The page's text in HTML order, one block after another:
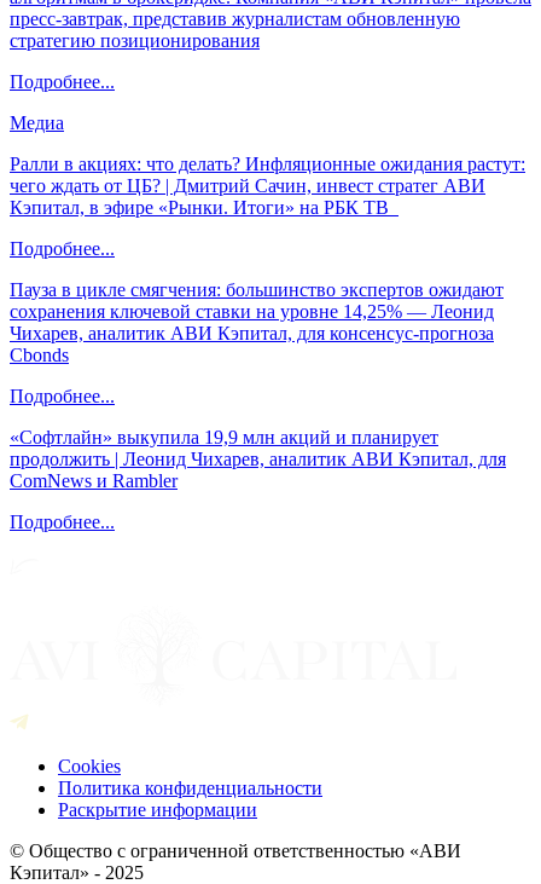
пресс-завтрак, представив журналистам обновленную
стратегию позиционирования
Подробнее...
Медиа
Ралли в акциях: что делать? Инфляционные ожидания растут:
чего ждать от ЦБ? | Дмитрий Сачин, инвест стратег АВИ
Кэпитал, в эфире «Рынки. Итоги» на РБК ТВ
Подробнее...
Пауза в цикле смягчения: большинство экспертов ожидают
сохранения ключевой ставки на уровне 14,25% — Леонид
Чихарев, аналитик АВИ Кэпитал, для консенсус-прогноза
Cbonds
Подробнее...
«Софтлайн» выкупила 19,9 млн акций и планирует
продолжить | Леонид Чихарев, аналитик АВИ Кэпитал, для
ComNews и Rambler
Подробнее...
Cookies
Политика конфиденциальности
Раскрытие информации
© Общество с ограниченной ответственностью «АВИ
Кэпитал» - 2025